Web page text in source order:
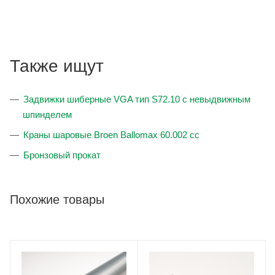
Также ищут
Задвижки шиберные VGA тип S72.10 с невыдвижным
шпинделем
Краны шаровые Broen Ballomax 60.002 сс
Бронзовый прокат
Похожие товары